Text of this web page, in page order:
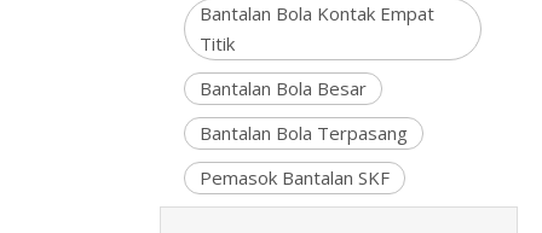
Bantalan Bola Kontak Empat
Titik
Bantalan Bola Besar
Bantalan Bola Terpasang
Pemasok Bantalan SKF